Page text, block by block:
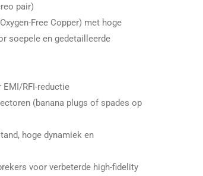
pair)
Free Copper) met hoge
soepele en gedetailleerde
RFI-reductie
(banana plugs of spades op
hoge dynamiek en
voor verbeterde high-fidelity